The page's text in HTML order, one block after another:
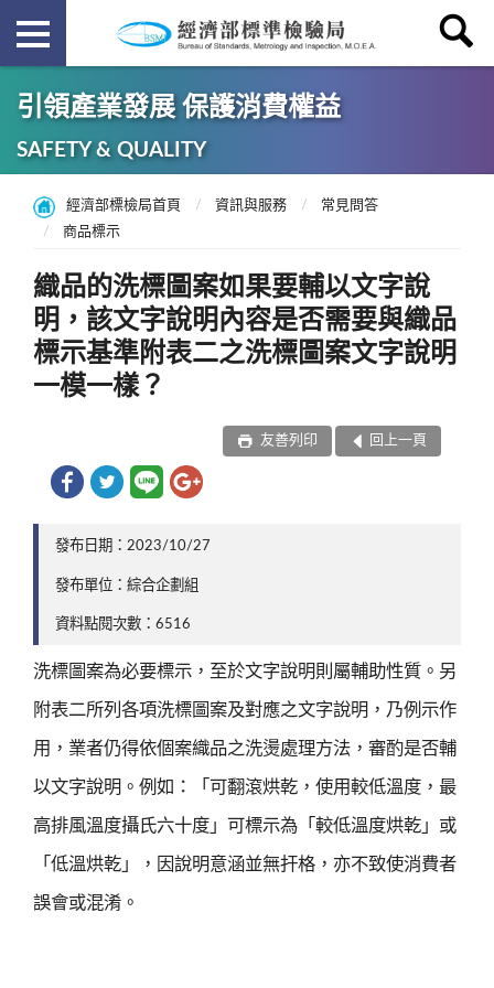
引領產業發展 保護消費權益
SAFETY & QUALITY
經濟部標檢局首頁 資訊與服務
常見問答
商品標示
織品的洗標圖案如果要輔以文字說
明，該文字說明內容是否需要與織品
標示基準附表二之洗標圖案文字說明
一模一樣？
回上一頁
友善列印
發布日期：2023/10/27
發布單位：綜合企劃組
資料點閱次數：6516
洗標圖案為必要標示，至於文字說明則屬輔助性質。另
附表二所列各項洗標圖案及對應之文字說明，乃例示作
用，業者仍得依個案織品之洗燙處理方法，審酌是否輔
以文字說明。例如：「可翻滾烘乾，使用較低溫度，最
高排風溫度攝氏六十度」可標示為「較低溫度烘乾」或
「低溫烘乾」，因說明意涵並無扞格，亦不致使消費者
誤會或混淆。